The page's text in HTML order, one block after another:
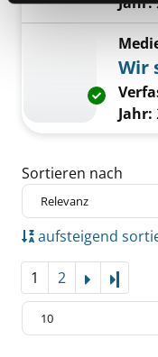
Wir
Jahr:
Zu den Suchfiltern
Sortieren nach
aufsteigend
1 2